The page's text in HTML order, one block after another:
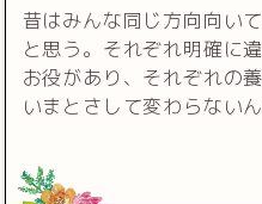
昔はみんな同じ方向向い
と思う。それぞれ明確に
お役があり、それぞれの
いまとさして変わらない